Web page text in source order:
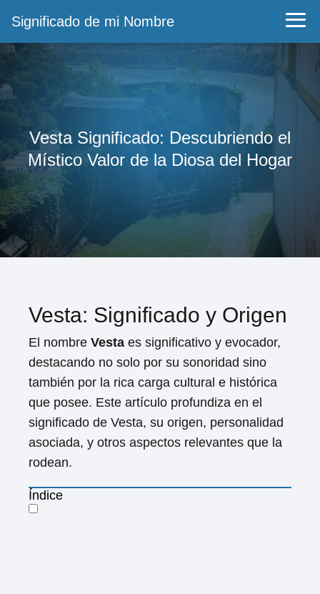
Significado de mi Nombre
Vesta Significado: Descubriendo el
Místico Valor de la Diosa del Hogar
Vesta: Significado y Origen
El nombre Vesta es significativo y evocador,
destacando no solo por su sonoridad sino
también por la rica carga cultural e histórica
que posee. Este artículo profundiza en el
significado de Vesta, su origen, personalidad
asociada, y otros aspectos relevantes que la
rodean.
Índice